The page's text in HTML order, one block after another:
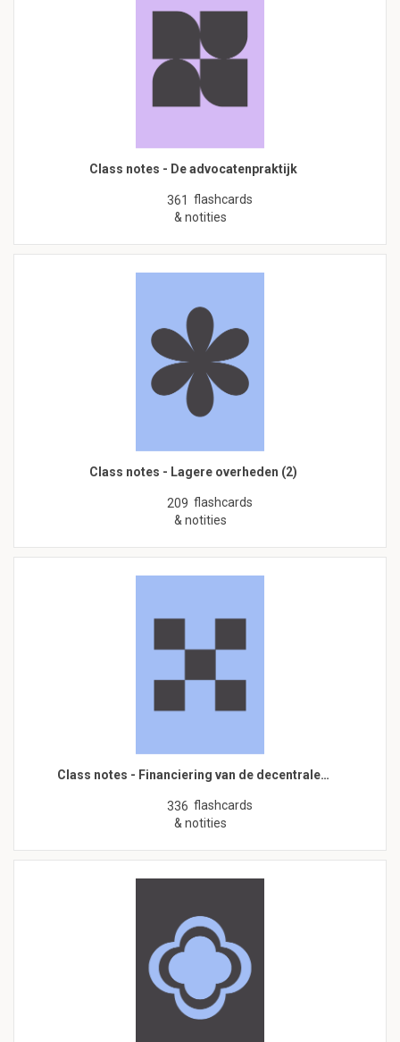
Class notes - De advocatenpraktijk
361 flashcards
& notities
Class notes - Lagere overheden (2)
209 flashcards
& notities
Class notes - Financiering van de decentrale…
336 flashcards
& notities